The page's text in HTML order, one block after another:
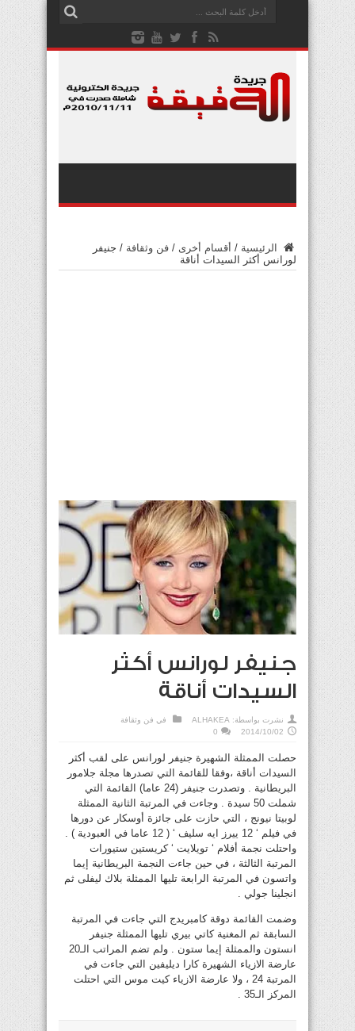
الرئيسية / أقسام أخرى / فن وثقافة / جنيفر
لورانس أكثر السيدات أناقة
جنيفر لورانس أكثر
السيدات أناقة
نشرت بواسطة: ALHAKEA في فن وثقافة
2014/10/02
0
حصلت الممثلة الشهيرة جنيفر لورانس على لقب أكثر
السيدات أناقة ،وفقا للقائمة التي تصدرها مجلة جلامور
البريطانية . وتصدرت جنيفر (24 عاما) القائمة التي
شملت 50 سيدة . وجاءت في المرتبة الثانية الممثلة
لوبيتا نيونج ، التي حازت على جائزة أوسكار عن دورها
في فيلم ‘ 12 ييرز ايه سليف ‘ ( 12 عاما في العبودية ) .
واحتلت نجمة أفلام ‘ تويلايت ‘ كريستين ستيورات
المرتبة الثالثة ، في حين جاءت النجمة البريطانية إيما
واتسون في المرتبة الرابعة تليها الممثلة بلاك ليفلى ثم
انجلينا جولي .
وضمت القائمة دوقة كامبريدج التي جاءت في المرتبة
السابقة ثم المغنية كاتي بيري تليها الممثلة جنيفر
انستون والممثلة إيما ستون . ولم تضم المراتب الـ20
عارضة الازياء الشهيرة كارا ديليفين التي جاءت في
المرتبة 24 ، ولا عارضة الازياء كيت موس التي احتلت
المركز الـ35 .